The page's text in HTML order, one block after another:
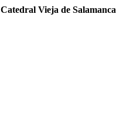
Catedral Vieja de Salamanca